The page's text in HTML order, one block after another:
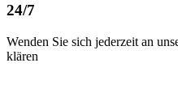
24/7
Wenden Sie sich jederzeit an
klären